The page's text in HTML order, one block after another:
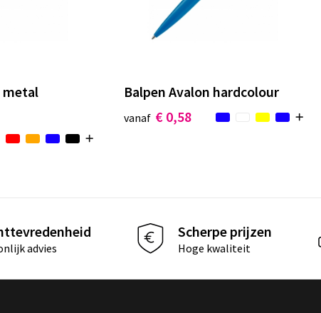
metal
Balpen Avalon hardcolour
vanaf € 0,58
advies
Scherpe prijzen
Hoge kwaliteit